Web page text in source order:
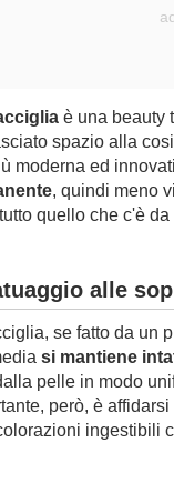
è una beauty
spazio alla
moderna ed
, quindi meno
quello che c'è
alle
se fatto da un
si mantiene
pelle in modo
però, è
ingestibili